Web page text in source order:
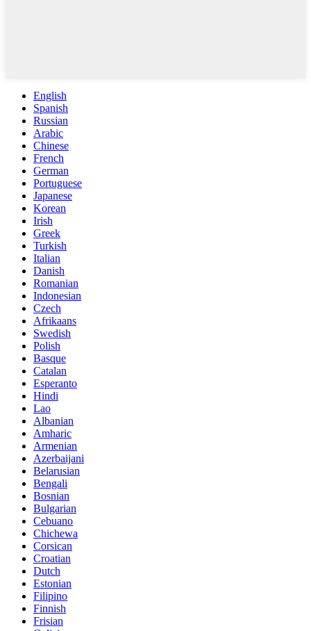
English
Spanish
Russian
Arabic
Chinese
French
German
Portuguese
Japanese
Korean
Irish
Greek
Turkish
Italian
Danish
Romanian
Indonesian
Czech
Afrikaans
Swedish
Polish
Basque
Catalan
Esperanto
Hindi
Lao
Albanian
Amharic
Armenian
Azerbaijani
Belarusian
Bengali
Bosnian
Bulgarian
Cebuano
Chichewa
Corsican
Croatian
Dutch
Estonian
Filipino
Finnish
Frisian